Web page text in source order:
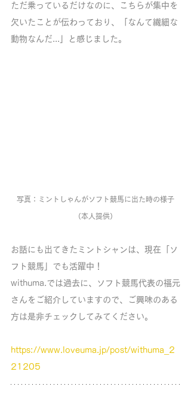
ただ乗っているだけなのに、こちらが集中を
欠いたことが伝わっており、「なんて繊細な
動物なんだ...」と感じました。
写真：ミントしゃんがソフト競馬に出た時の様子
（本人提供）
お話にも出てきたミントシャンは、現在「ソ
フト競馬」でも活躍中！
withuma.では過去に、ソフト競馬代表の福元
さんをご紹介していますので、ご興味のある
方は是非チェックしてみてください。
https://www.loveuma.jp/post/withuma_2
21205